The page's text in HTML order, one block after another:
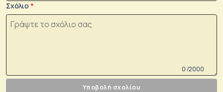
Σχόλιο
0 /2000
Υποβολή σχολίου